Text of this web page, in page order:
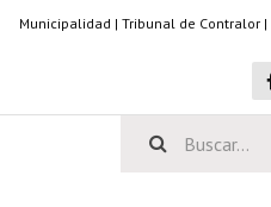
Municipalidad | Tribunal de Contralor |